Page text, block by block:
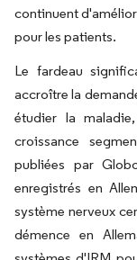
continuent
pour les patients.
Le fardeau
accroître la
étudier la
croissance
publiées par
enregistrés en
système nerveux
démence en